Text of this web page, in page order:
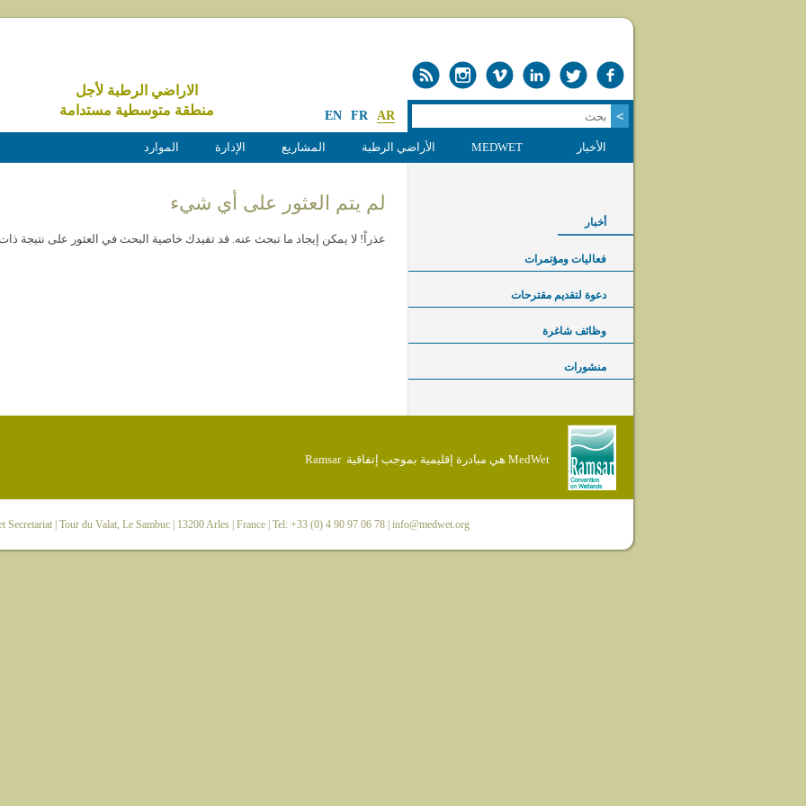
الاراضي الرطبة لأجل
منطقة متوسطية مستدامة
EN FR AR
الأخبار MEDWET الأراضي الرطبة المشاريع الإدارة الموارد
لم يتم العثور على أي شيء
عذراً! لا يمكن إيجاد ما تبحث عنه. قد تفيدك خاصية البحث في العثور على نتيجة
أخبار
فعاليات ومؤتمرات
دعوة لتقديم مقترحات
وظائف شاغرة
منشورات
MedWet هي مبادرة إقليمية بموجب إتفاقية Ramsar
Secretariat| Tour du Valat, Le Sambuc | 13200 Arles | France | Tel: +33 (0) 4 90 97 06 78 | info@medwet.org